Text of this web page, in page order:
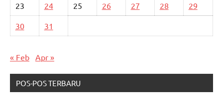
23 24 25 26 27 28 29
30 31
« Feb Apr »
POS-POS TERBARU